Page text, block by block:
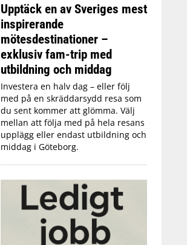
Upptäck en av Sveriges mest
inspirerande
mötesdestinationer –
exklusiv fam-trip med
utbildning och middag
Investera en halv dag – eller följ
med på en skräddarsydd resa som
du sent kommer att glömma. Välj
mellan att följa med på hela resans
upplägg eller endast utbildning och
middag i Göteborg.